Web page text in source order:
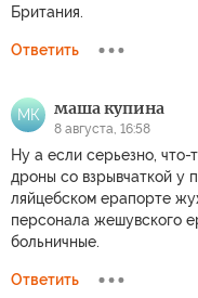
Британия.
Ответить
МК маша купина
8 августа, 16:58
Ну а если серьезно, что-
дроны со взрывчаткой у
ляйцебском ерапорте
персонала жешувского
больничные.
Ответить